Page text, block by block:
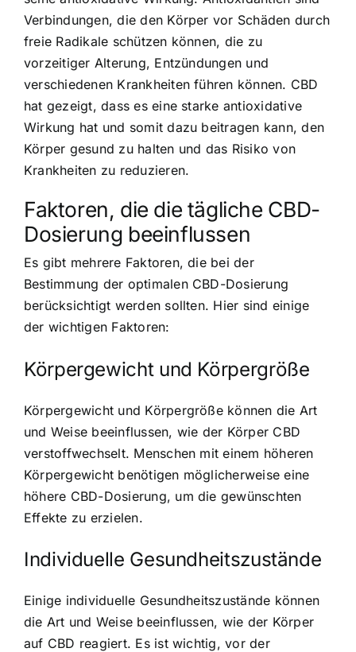
Verbindungen, die den Körper vor Schäden durch
freie Radikale schützen können, die zu
vorzeitiger Alterung, Entzündungen und
verschiedenen Krankheiten führen können. CBD
hat gezeigt, dass es eine starke antioxidative
Wirkung hat und somit dazu beitragen kann, den
Körper gesund zu halten und das Risiko von
Krankheiten zu reduzieren.
Faktoren, die die tägliche CBD-
Dosierung beeinflussen
Es gibt mehrere Faktoren, die bei der
Bestimmung der optimalen CBD-Dosierung
berücksichtigt werden sollten. Hier sind einige
der wichtigen Faktoren:
Körpergewicht und Körpergröße
Körpergewicht und Körpergröße können die Art
und Weise beeinflussen, wie der Körper CBD
verstoffwechselt. Menschen mit einem höheren
Körpergewicht benötigen möglicherweise eine
höhere CBD-Dosierung, um die gewünschten
Effekte zu erzielen.
Individuelle Gesundheitszustände
Einige individuelle Gesundheitszustände können
die Art und Weise beeinflussen, wie der Körper
auf CBD reagiert. Es ist wichtig, vor der